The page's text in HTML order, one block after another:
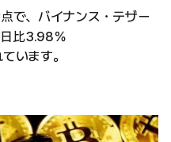
で、バイナンス・テザー
日比3.98％
います。